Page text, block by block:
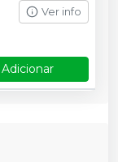
Ver info
Adicionar